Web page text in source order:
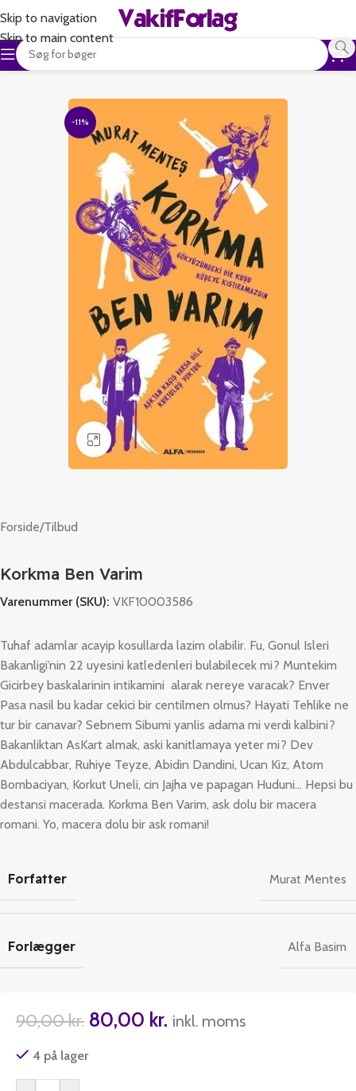
Skip to navigation
Skip to main content
-11%
Klik for at forstørre
Forside/Tilbud
Korkma Ben Varim
Varenummer (SKU): VKF10003586
Tuhaf adamlar acayip kosullarda lazim olabilir. Fu, Gonul Isleri
Bakanligi’nin 22 uyesini katledenleri bulabilecek mi? Muntekim
Gicirbey baskalarinin intikamini alarak nereye varacak? Enver
Pasa nasil bu kadar cekici bir centilmen olmus? Hayati Tehlike ne
tur bir canavar? Sebnem Sibumi yanlis adama mi verdi kalbini?
Bakanliktan AsKart almak, aski kanitlamaya yeter mi? Dev
Abdulcabbar, Ruhiye Teyze, Abidin Dandini, Ucan Kiz, Atom
Bombaciyan, Korkut Uneli, cin Jajha ve papagan Huduni… Hepsi bu
destansi macerada. Korkma Ben Varim, ask dolu bir macera
romani. Yo, macera dolu bir ask romani!
Forfatter Murat Mentes
Forlægger Alfa Basim
90,00kr. 80,00 kr. inkl. moms
4 på lager